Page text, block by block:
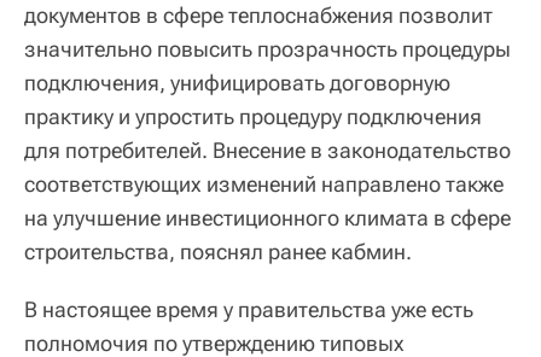
документов в сфере теплоснабжения позволит
значительно повысить прозрачность процедуры
подключения, унифицировать договорную
практику и упростить процедуру подключения
для потребителей. Внесение в законодательство
соответствующих изменений направлено также
на улучшение инвестиционного климата в сфере
строительства, пояснял ранее кабмин.
В настоящее время у правительства уже есть
полномочия по утверждению типовых